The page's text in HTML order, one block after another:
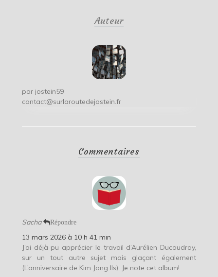
Auteur
par jostein59
contact@surlaroutedejostein.fr
Commentaires
Sacha Répondre
13 mars 2026 à 10 h 41 min
J’ai déjà pu apprécier le travail d’Aurélien Ducoudray,
sur un tout autre sujet mais glaçant également
(L’anniversaire de Kim Jong Ils). Je note cet album!